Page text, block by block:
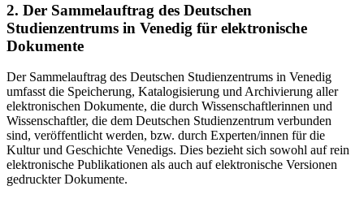
2. Der Sammelauftrag des Deutschen
Studienzentrums in Venedig für elektronische
Dokumente
Der Sammelauftrag des Deutschen Studienzentrums in Venedig
umfasst die Speicherung, Katalogisierung und Archivierung aller
elektronischen Dokumente, die durch Wissenschaftlerinnen und
Wissenschaftler, die dem Deutschen Studienzentrum verbunden
sind, veröffentlicht werden, bzw. durch Experten/innen für die
Kultur und Geschichte Venedigs. Dies bezieht sich sowohl auf rein
elektronische Publikationen als auch auf elektronische Versionen
gedruckter Dokumente.